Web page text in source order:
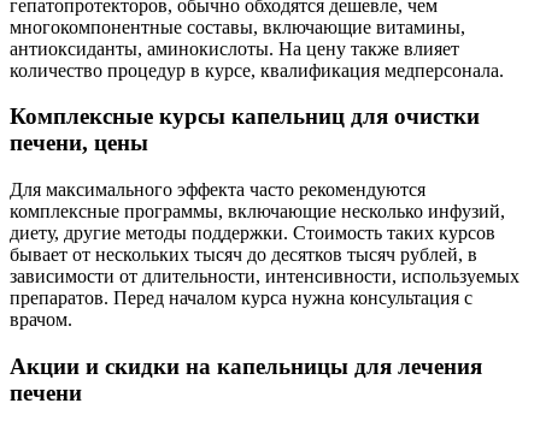
гепатопротекторов, обычно обходятся дешевле, чем
многокомпонентные составы, включающие витамины,
антиоксиданты, аминокислоты. На цену также влияет
количество процедур в курсе, квалификация медперсонала.
Комплексные курсы капельниц для очистки
печени, цены
Для максимального эффекта часто рекомендуются
комплексные программы, включающие несколько инфузий,
диету, другие методы поддержки. Стоимость таких курсов
бывает от нескольких тысяч до десятков тысяч рублей, в
зависимости от длительности, интенсивности, используемых
препаратов. Перед началом курса нужна консультация с
врачом.
Акции и скидки на капельницы для лечения
печени